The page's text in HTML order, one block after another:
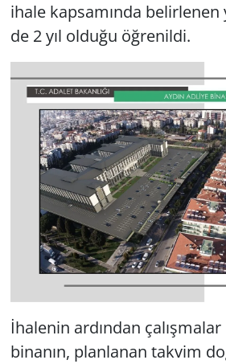
ihale kapsamında belirlenen
de 2 yıl olduğu öğrenildi.
İhalenin ardından
binanın, planlanan takvim